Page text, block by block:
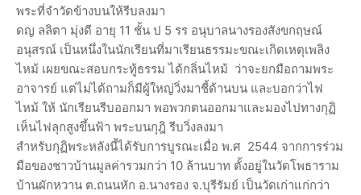
พระที่จำวัดข้างบนให้รีบลงมา
ดญ ลลิตา มุ่งดี อายุ 11 ชั้น ป 5 รร อนุบาลนางรองสังขกฤษณ์
อนุสรณ์ เป็นหนึ่งในนักเรียนที่มาเรียนธรรมะขณะเกิดเหตุเพลิง
ไหม้ เผยขณะสอบกระทู้ธรรม ได้กลิ่นไหม้ ว่าจะยกมือถามพระ
อาจารย์ แต่ไม่ได้ถามก็มีผู้ใหญ่วิ่งมาชี้ด้านบน และบอกว่าไฟ
ไหม้ ให้ นักเรียนรีบออกมา พอพวกตนออกมาและมองไปทางกุฏิ
เห็นไฟลุกสูงขึ้นฟ้า พระบนกุฎิ รีบวิ่งลงมา
สำหรับกุฏิพระหลังนี้ได้รับการบูรณะเมื่อ พ.ศ 2544 จากการร่วม
มือของชาวบ้านมูลค่ารวมกว่า 10 ล้านบาท ตั้งอยู่ในวัดโพธาราม
บ้านผักหวาน ต.ถนนหัก อ.นางรอง จ.บุรีรัมย์ เป็นวัดเก่าแก่กว่า